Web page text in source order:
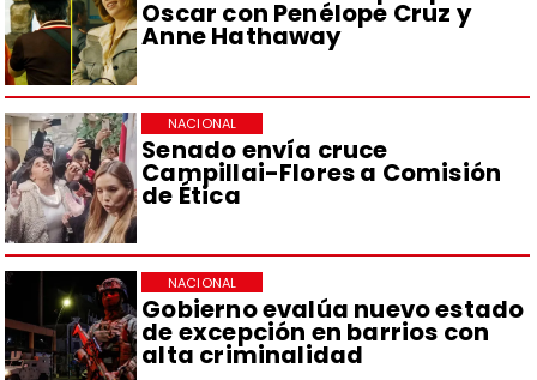
Oscar con Penélope Cruz y
Anne Hathaway
Senado envía cruce
Campillai-Flores a Comisión
de Ética
NACIONAL
Gobierno evalúa nuevo estado
de excepción en barrios con
alta criminalidad
NACIONAL